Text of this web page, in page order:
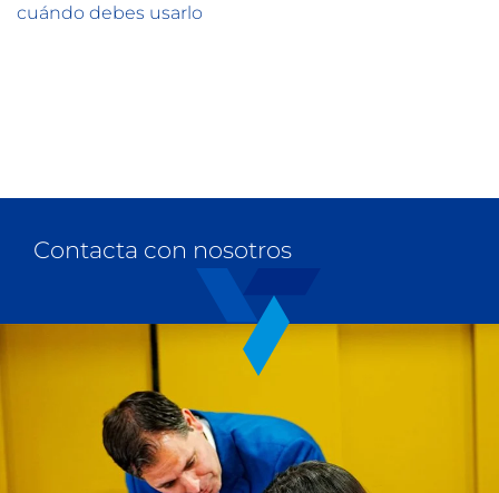
cuándo debes usarlo
Contacta con nosotros